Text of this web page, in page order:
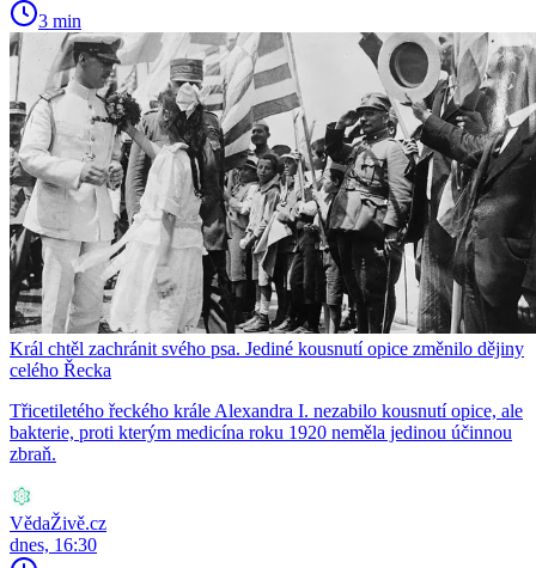
3 min
Král chtěl zachránit svého psa. Jediné kousnutí opice změnilo dějiny
celého Řecka
Třicetiletého řeckého krále Alexandra I. nezabilo kousnutí opice, ale
bakterie, proti kterým medicína roku 1920 neměla jedinou účinnou
zbraň.
VědaŽivě.cz
dnes, 16:30